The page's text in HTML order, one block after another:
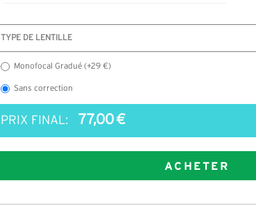
TYPE DE LENTILLE
Monofocal Gradué (+29 €)
Sans correction
PRIX FINAL: 77,00 €
ACHETER